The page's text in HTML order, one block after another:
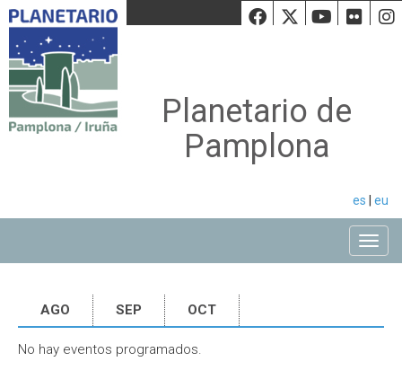
Facebook
Twiiter
Planetario de
Pamplona
es eu
AGO SEP OCT
No hay eventos programados.